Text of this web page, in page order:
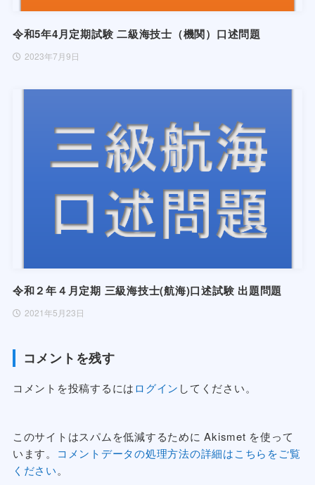
令和5年4月定期試験 二級海技士（機関）口述問題
2023年7月9日
令和２年４月定期 三級海技士(航海)口述試験 出題問題
2021年5月23日
コメントを残す
コメントを投稿するにはログイン してください。
このサイトはスパムを低減するために Akismet を使って
います。 コメントデータの処理方法の詳細はこちらをご覧
ください。